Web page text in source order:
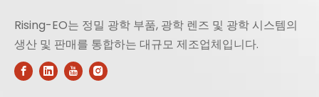
Rising-EO는 정밀 광학 부품, 광학 렌즈 및 광학 시스템의
생산 및 판매를 통합하는 대규모 제조업체입니다.